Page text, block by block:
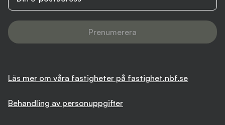
Prenumerera
Läs mer om våra fastigheter på fastighet.nbf.se
Behandling av personuppgifter